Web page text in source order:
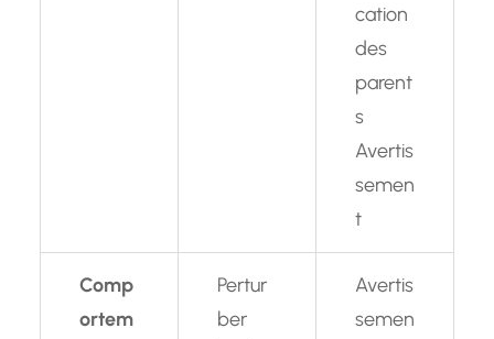
cation
des
parent
s
Avertis
semen
t
Comp
ortem
Pertur
ber
Avertis
semen